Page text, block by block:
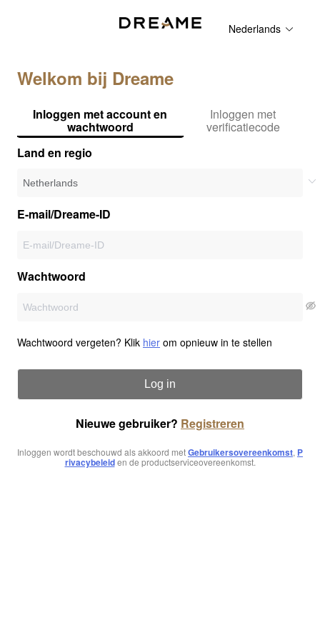
Nederlands
Welkom bij Dreame
Inloggen met account en
wachtwoord
Inloggen met
verificatiecode
Land en regio
E-mail/Dreame-ID
Wachtwoord
Wachtwoord vergeten? Klik hier om opnieuw in te stellen
Log in
Nieuwe gebruiker? Registreren
Inloggen wordt beschouwd als akkoord metGebruikersovereenkomst, P
rivacybeleiden de productserviceovereenkomst.